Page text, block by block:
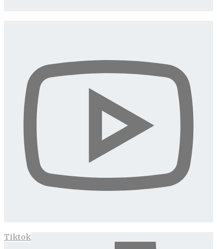
Tiktok